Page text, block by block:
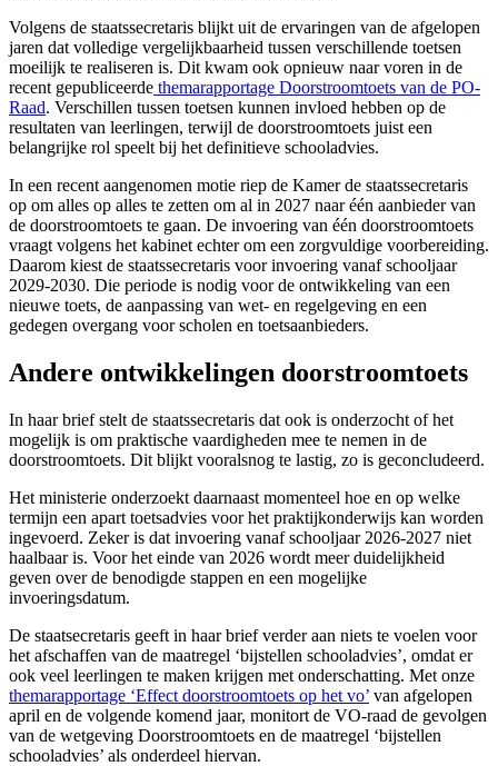
Volgens de staatssecretaris blijkt uit de ervaringen van de afgelopen
jaren dat volledige vergelijkbaarheid tussen verschillende toetsen
moeilijk te realiseren is. Dit kwam ook opnieuw naar voren in de
recent gepubliceerde themarapportage Doorstroomtoets van de PO-
Raad. Verschillen tussen toetsen kunnen invloed hebben op de
resultaten van leerlingen, terwijl de doorstroomtoets juist een
belangrijke rol speelt bij het definitieve schooladvies.
In een recent aangenomen motie riep de Kamer de staatssecretaris
op om alles op alles te zetten om al in 2027 naar één aanbieder van
de doorstroomtoets te gaan. De invoering van één doorstroomtoets
vraagt volgens het kabinet echter om een zorgvuldige voorbereiding.
Daarom kiest de staatssecretaris voor invoering vanaf schooljaar
2029-2030. Die periode is nodig voor de ontwikkeling van een
nieuwe toets, de aanpassing van wet- en regelgeving en een
gedegen overgang voor scholen en toetsaanbieders.
Andere ontwikkelingen doorstroomtoets
In haar brief stelt de staatssecretaris dat ook is onderzocht of het
mogelijk is om praktische vaardigheden mee te nemen in de
doorstroomtoets. Dit blijkt vooralsnog te lastig, zo is geconcludeerd.
Het ministerie onderzoekt daarnaast momenteel hoe en op welke
termijn een apart toetsadvies voor het praktijkonderwijs kan worden
ingevoerd. Zeker is dat invoering vanaf schooljaar 2026-2027 niet
haalbaar is. Voor het einde van 2026 wordt meer duidelijkheid
geven over de benodigde stappen en een mogelijke
invoeringsdatum.
De staatsecretaris geeft in haar brief verder aan niets te voelen voor
het afschaffen van de maatregel ‘bijstellen schooladvies’, omdat er
ook veel leerlingen te maken krijgen met onderschatting. Met onze
themarapportage ‘Effect doorstroomtoets op het vo’ van afgelopen
april en de volgende komend jaar, monitort de VO-raad de gevolgen
van de wetgeving Doorstroomtoets en de maatregel ‘bijstellen
schooladvies’ als onderdeel hiervan.